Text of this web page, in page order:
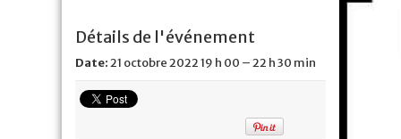
Détails de l'événement
Date:21 octobre 2022 19 h 00 –22 h 30 min